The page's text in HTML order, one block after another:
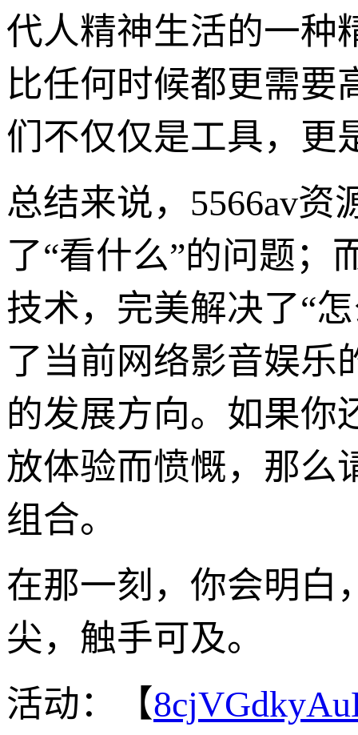
代人精神生活的一种
比任何时候都更需要
们不仅仅是工具，更
总结来说，5566av
了“看什么”的问题；
技术，完美解决了“
了当前网络影音娱乐
的发展方向。如果你
放体验而愤慨，那么
组合。
在那一刻，你会明白
尖，触手可及。
活动：【